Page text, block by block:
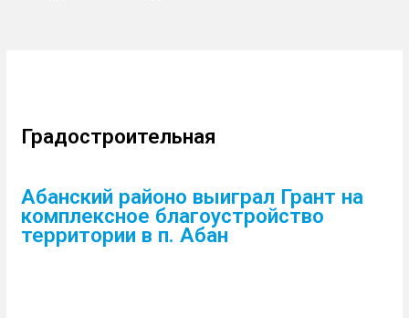
Градостроительная
Абанский районо выиграл Грант на
комплексное благоустройство
территории в п. Абан